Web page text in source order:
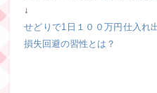
↓
せどりで1日１００万円仕入れ
損失回避の習性とは？